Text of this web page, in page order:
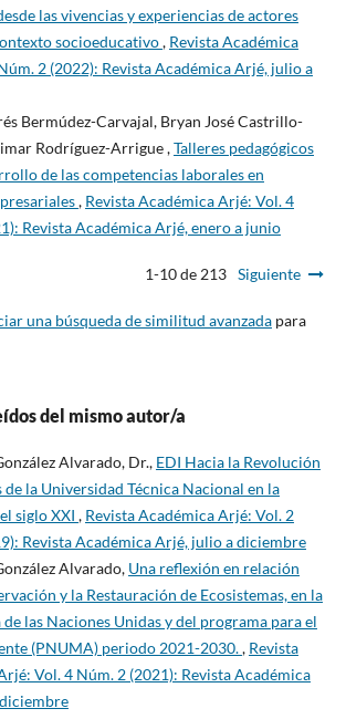
las vivencias y experiencias de actores
socioeducativo, Revista Académica
2 (2022): Revista Académica Arjé, julio a
Bermúdez-Carvajal, Bryan José Castrillo-
Rodríguez-Arrigue ,Talleres pedagógicos
de las competencias laborales en
, Revista Académica Arjé: Vol. 4
Revista Académica Arjé, enero a junio
1-10 de 213 Siguiente
una búsqueda de similitud avanzadapara
del mismo autor/a
Alvarado, Dr., EDI Hacia la Revolución
de la Universidad Técnica Nacional en la
siglo XXI , Revista Académica Arjé: Vol. 2
Revista Académica Arjé, julio a diciembre
Alvarado, Una reflexión en relación
y la Restauración de Ecosistemas, en la
las Naciones Unidas y del programa para el
(PNUMA) periodo 2021-2030., Revista
Vol. 4 Núm. 2 (2021): Revista Académica